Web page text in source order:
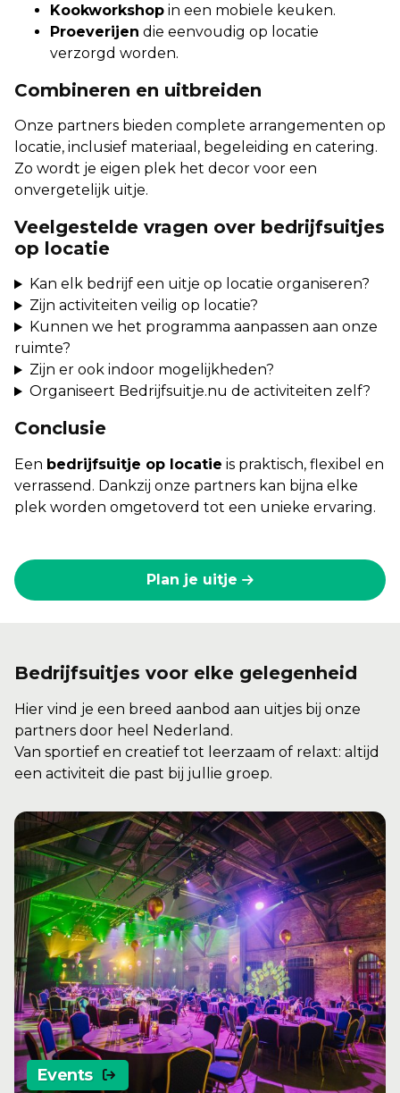
Kookworkshop in een mobiele keuken.
Proeverijen die eenvoudig op locatie
verzorgd worden.
Combineren en uitbreiden
Onze partners bieden complete arrangementen op
locatie, inclusief materiaal, begeleiding en catering.
Zo wordt je eigen plek het decor voor een
onvergetelijk uitje.
Veelgestelde vragen over bedrijfsuitjes
op locatie
Kan elk bedrijf een uitje op locatie organiseren?
Zijn activiteiten veilig op locatie?
Kunnen we het programma aanpassen aan onze
ruimte?
Zijn er ook indoor mogelijkheden?
Organiseert Bedrijfsuitje.nu de activiteiten zelf?
Conclusie
Een bedrijfsuitje op locatie is praktisch, flexibel en
verrassend. Dankzij onze partners kan bijna elke
plek worden omgetoverd tot een unieke ervaring.
Plan je uitje
Bedrijfsuitjes voor elke gelegenheid
Hier vind je een breed aanbod aan uitjes bij onze
partners door heel Nederland.
Van sportief en creatief tot leerzaam of relaxt: altijd
een activiteit die past bij jullie groep.
Events